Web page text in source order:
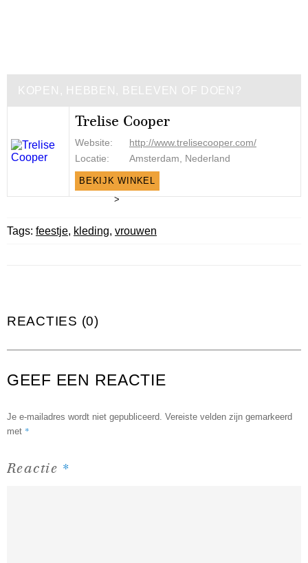
KOPEN, HEBBEN, BELEVEN OF DOEN?
Trelise Cooper
Website:
http://www.trelisecooper.com/
Locatie:
Amsterdam, Nederland
BEKIJK WINKEL
>
Tags: feestje, kleding, vrouwen
REACTIES (0)
GEEF EEN REACTIE
Je e-mailadres wordt niet gepubliceerd. Vereiste velden zijn gemarkeerd
met *
Reactie *